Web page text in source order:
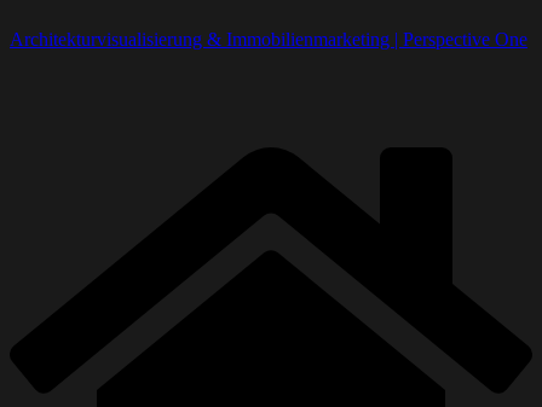
Architekturvisualisierung & Immobilienmarketing | Perspective One